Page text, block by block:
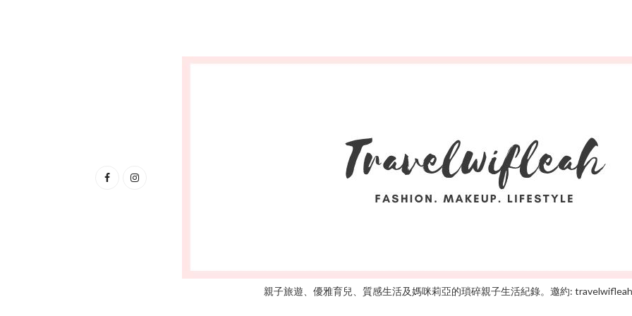
親子旅遊、優雅育兒、質感生活及媽咪莉亞的瑣碎親子生活紀錄。邀約: